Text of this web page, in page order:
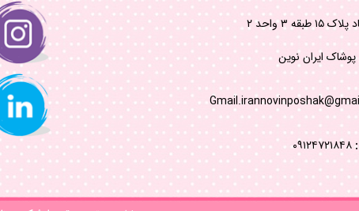
۳ واحد ۲
ایران نوین
۰۹۱۲۴۷۲۱۸۴۸